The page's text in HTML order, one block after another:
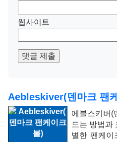
웹사이트
댓글 제출
Aebleskiver(덴마크 팬
에블스키버(
드는 방법과
별한 팬케이